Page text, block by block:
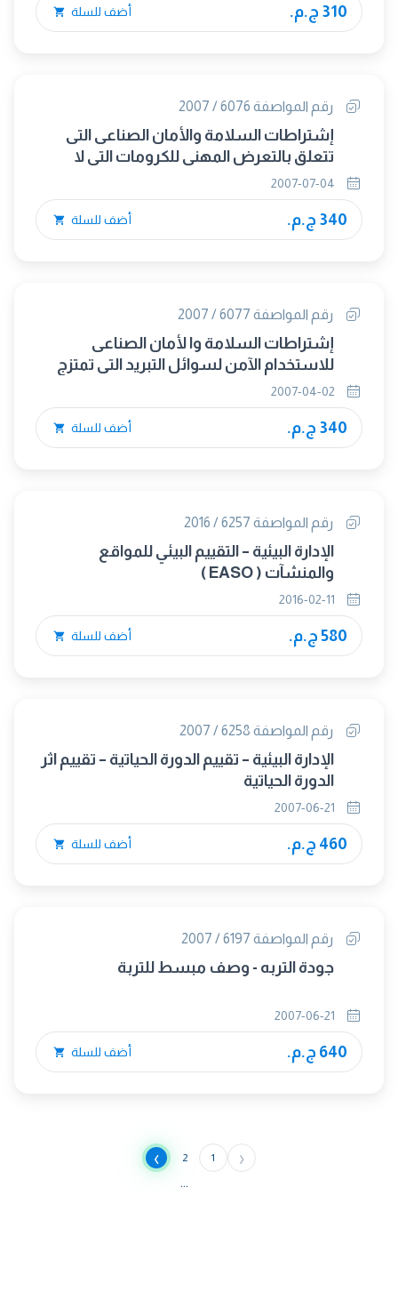
310 ج.م. أضف للسلة
رقم المواصفة 6076 / 2007
إشتراطات السلامة والأمان الصناعى التى
تتعلق بالتعرض المهنى للكرومات التى لا
تذوب فى الماء
340 ج.م. أضف للسلة
رقم المواصفة 6077 / 2007
إشتراطات السلامة وا لأمان الصناعى
للاستخدام الآمن لسوائل التبريد التي تمتزج
بالماء والمستخدمة عند تشغيل المعادن
340 ج.م. أضف للسلة
رقم المواصفة 6257 / 2016
الإدارة البيئية – التقييم البيئي للمواقع
والمنشآت ( EASO )
580 ج.م. أضف للسلة
رقم المواصفة 6258 / 2007
الإدارة البيئية – تقييم الدورة الحياتية – تقييم اثر
الدورة الحياتية
460 ج.م. أضف للسلة
رقم المواصفة 6197 / 2007
جودة التربه - وصف مبسط للتربة
640 ج.م. أضف للسلة
‹
1
2
›